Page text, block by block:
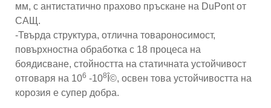
мм, с антистатично прахово пръскане на DuPont от
САЩ.
-Твърда структура, отлична товароносимост,
повърхностна обработка с 18 процеса на
боядисване, стойността на статичната устойчивост
отговаря на 106 -108 Î©, освен това устойчивостта на
корозия е супер добра.